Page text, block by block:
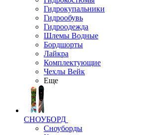
Гидрокупальники
Гидрообувь
Гидроодежда
Шлемы Водные
Бордшорты
Лайкра
Комплектующие
Чехлы Вейк
Еще
СНОУБОРД
Сноуборды